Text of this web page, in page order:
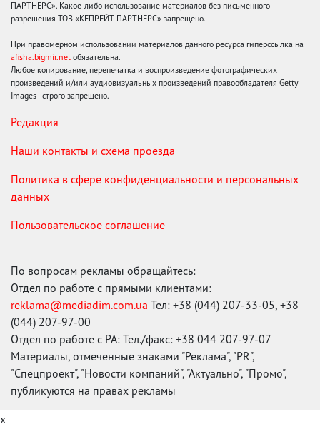
ПАРТНЕРС». Какое-либо использование материалов без письменного
разрешения ТОВ «КЕПРЕЙТ ПАРТНЕРС» запрещено.
При правомерном использовании материалов данного ресурса гиперссылка на
afisha.bigmir.net обязательна.
Любое копирование, перепечатка и воспроизведение фотографических
произведений и/или аудиовизуальных произведений правообладателя Getty
Images - строго запрещено.
Редакция
Наши контакты и схема проезда
Политика в сфере конфиденциальности и персональных
данных
Пользовательское соглашение
По вопросам рекламы обращайтесь:
Отдел по работе с прямыми клиентами:
reklama@mediadim.com.ua Тел: +38 (044) 207-33-05, +38
(044) 207-97-00
Отдел по работе с РА: Тел./факс: +38 044 207-97-07
Материалы, отмеченные знаками "Реклама", "PR",
"Спецпроект", "Новости компаний", "Актуально", "Промо",
публикуются на правах рекламы
x